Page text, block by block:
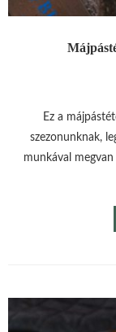
Ez a
szezonunknak,
munkával